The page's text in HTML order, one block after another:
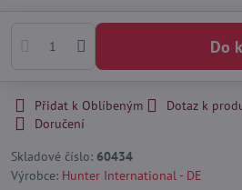
Přidat k Oblíbeným Dotaz k
Doručení
Skladové číslo: 60434
Výrobce: Hunter International - DE